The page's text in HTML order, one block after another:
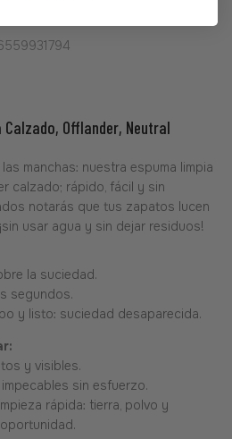
Offlander, Neutral
manchas: nuestra espuma limpia
calzado; rápido, fácil y sin
notarás que tus zapatos lucen
usar agua y sin dejar residuos!
la suciedad.
segundos.
y listo: suciedad desaparecida.
y visibles.
sin esfuerzo.
rápida: tierra, polvo y